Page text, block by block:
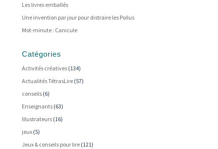
Les livres emballés
Une invention par jour pour distraire les Poilus
Mot-minute : Canicule
Catégories
Activités créatives(134)
Actualités TétrasLire(57)
conseils(6)
Enseignants(63)
Illustrateurs(16)
jeux(5)
Jeux & conseils pour lire(121)